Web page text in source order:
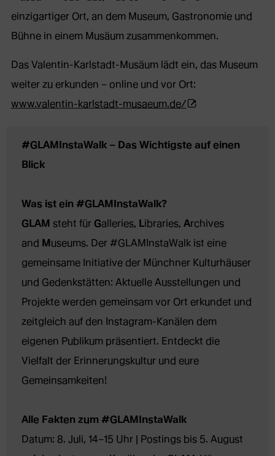
Tab)
Webseite
in
einzigartiger Ort, an dem Museum, Gastronomie und
Bühne in einem Musäum zusammenkommen.
Das Valentin-Karlstadt-Musäum lädt ein, das Museum
weiter zu erkunden – online und vor Ort:
www.valentin-karlstadt-musaeum.de/(Öffnet
Webseite
#GLAMInstaWalk – Das Wichtigste auf einen
Blick
Was ist ein #GLAMInstaWalk?
GLAM steht für Galleries, Libraries, Archives
and M useums. Der #GLAMInstaWalk ist eine
gemeinsame Initiative der Münchner Kulturhäuser
und Gedenkstätten: Aktuelle Ausstellungen und
Projekte werden gemeinsam vor Ort erkundet und
zeitgleich auf den Instagram-Kanälen dem
eigenen Publikum präsentiert. Entdeckt die
Vielfalt der Erinnerungskultur und eure
Gemeinsamkeiten!
Alle Fakten zum #GLAMInstaWalk
Datum: 8. Juli, 14–15 Uhr | Postings bis 5. August